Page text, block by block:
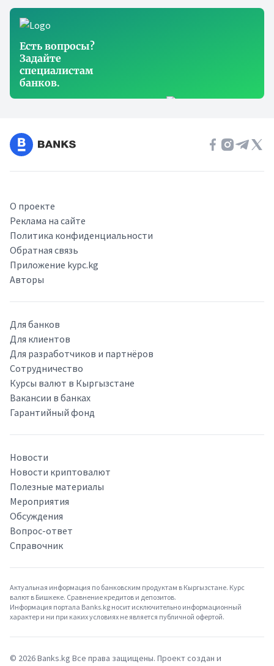
Есть вопросы?
Задайте
специалистам
банков.
О проекте
Реклама на сайте
Политика конфиденциальности
Обратная связь
Приложение kypc.kg
Авторы
Для банков
Для клиентов
Для разработчиков и партнёров
Сотрудничество
Курсы валют в Кыргызстане
Вакансии в банках
Гарантийный фонд
Новости
Новости криптовалют
Полезные материалы
Мероприятия
Обсуждения
Вопрос-ответ
Справочник
Актуальная информация по банковским продуктам в Кыргызстане. Курс
валют в Бишкеке. Сравнение кредитов и депозитов.
Информация портала Banks.kg носит исключительно информационный
характер и ни при каких условиях не является публичной офертой.
© 2026Banks.kg Все права защищены. Проект создан и